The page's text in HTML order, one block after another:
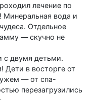
лечение по
Минеральная вода и
Отдельное
— скучно не
с двумя детьми.
Дети в восторге от
— от спа-
перезагрузились